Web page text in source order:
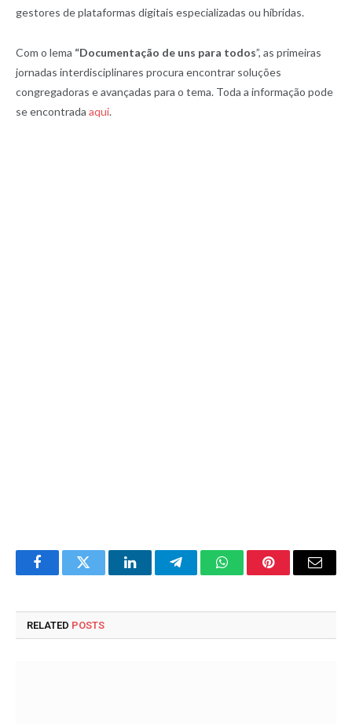
gestores de plataformas digitais especializadas ou híbridas.
Com o lema “Documentação de uns para todos”, as primeiras
jornadas interdisciplinares procura encontrar soluções
congregadoras e avançadas para o tema. Toda a informação pode
se encontrada aqui.
FacebookTwitter LinkedInTelegramWhatsAppPinterestEmail
RELATED POSTS